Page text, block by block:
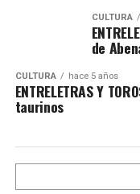
CULTURA
de
CULTURA hace 5 años
ENTRELETRAS Y
taurinos
Buscar